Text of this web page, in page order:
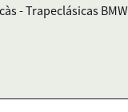
- Trapeclásicas BMW